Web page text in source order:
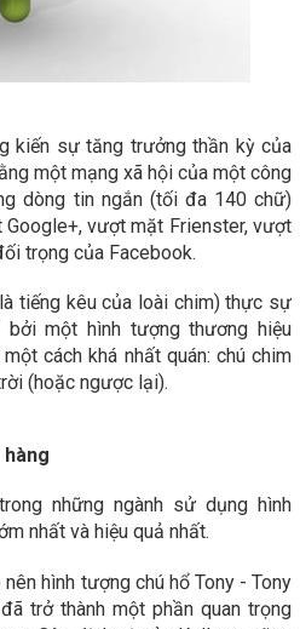
kiến sự tăng trưởng thần kỳ của
một mạng xã hội của một công
dòng tin ngắn (tối đa 140 chữ)
vượt mặt Frienster, vượt
trọng của Facebook.
tiếng kêu của loài chim) thực sự
một hình tượng thương hiệu
cách khá nhất quán: chú chim
(hoặc ngược lại).
những ngành sử dụng hình
nhất và hiệu quả nhất.
hình tượng chú hổ Tony - Tony
trở thành một phần quan trọng